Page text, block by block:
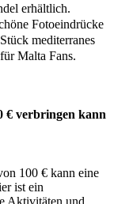
erhältlich.
Fotoeindrücke
mediterranes
Malta Fans.
€ verbringen kann
100 € kann eine
ist ein
Aktivitäten und